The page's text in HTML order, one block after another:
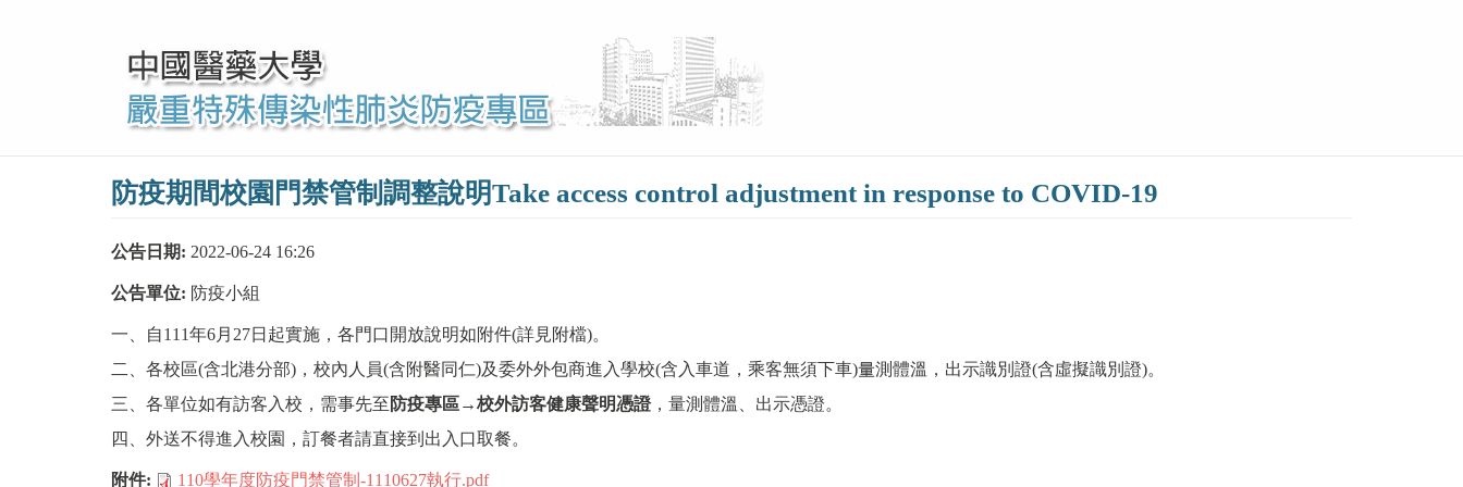
防疫期間校園門禁管制調整說明Take access control adjustment in response to COVID-19
公告日期: 2022-06-24 16:26
公告單位: 防疫小組
一、自111年6月27日起實施，各門口開放說明如附件(詳見附檔)。
二、各校區(含北港分部)，校內人員(含附醫同仁)及委外外包商進入學校(含入車道，乘客無須下車)量測體溫，出示識別證(含虛擬識別證)。
三、各單位如有訪客入校，需事先至 防疫專區→校外訪客健康聲明憑證，量測體溫、出示憑證。
四、外送不得進入校園，訂餐者請直接到出入口取餐。
附件: 110學年度防疫門禁管制-1110627執行.pdf